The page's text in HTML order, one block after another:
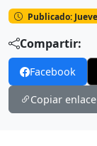
Publicado:
Compartir:
Facebook
Copiar enlace